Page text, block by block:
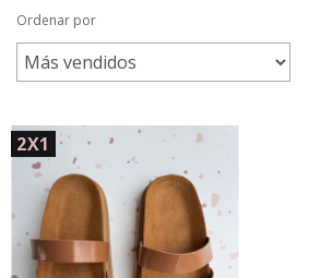
Ordenar por
2X1